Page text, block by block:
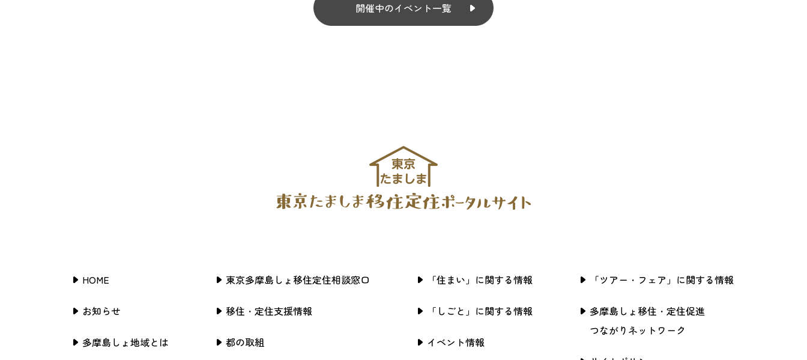
開催中のイベント一覧
HOME
お知らせ
多摩島しょ地域とは
東京多摩島しょ移住定住相談窓口
移住・定住支援情報
都の取組
「住まい」に関する情報
「しごと」に関する情報
イベント情報
「ツアー・フェア」に関する情報
多摩島しょ移住・定住促進
つながりネットワーク